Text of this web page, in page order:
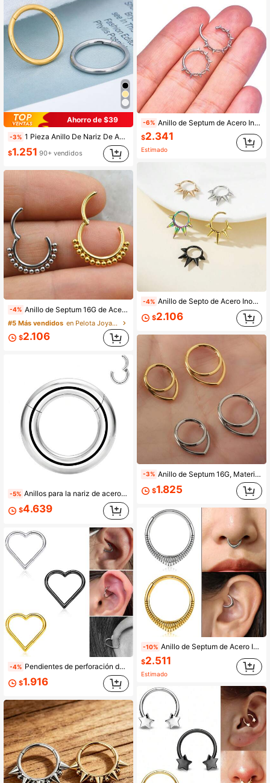
Ahorro de $39
-3% 1 Pieza Anillo De Nariz De Acero Inoxidable 316l, Aro Sin Costura Con Anillo De Tabique Chapado En Oro Para Hombres Y Mujeres, También Como Pendientes
$1.251 90+ vendidos
-4% Anillo de Septum 16G de Acero Inoxidable 316L Joyería de Piercing Corporal Adecuado para Septum/Nariz/Cartílago de Oreja Pendientes Unisex
#5 Más vendidos
en Pelota Joyas corporales para mujeres
$2.106
-5% Anillos para la nariz de acero inoxidable 316L 8G 6G 4G 2G, joyería de tabique, pendientes de piercing corporal para concha, hélice, lóbulo, pendientes de aro unisex con bisagra
$4.639
-4% Pendientes de perforación de cartílago 16G con forma de corazón, pendientes de clip de cartílago para mujeres y niñas
$1.916
-6% Anillo de Septum de Acero Inoxidable 316L 16G Joyería de Piercing Corporal, Adecuado para Septum/Puente de la Nariz/Cartílago de la Oreja/Tragus/Lóbulo de la Oreja, Unisex
$2.341
Estimado
-4% Anillo de Septo de Acero Inoxidable de 16G con Púas, Pendiente de Cartílago de Oreja, Anillo de Nariz con Bisagra Sin Costuras, Joyería para Perforación de Oreja
$2.106
-3% Anillo de Septum 16G, Material de Acero Inoxidable 316L de Baja Alergia, Adecuado para Septum/Puente de la Nariz/Cartílago, Unisex
$1.825
-10% Anillo de Septum de Acero Inoxidable 16G, Anillo de Nariz Hipoalergénico para Septum/Nariz/Cartílago/Tragus/Hélix, Unisex
$2.511
Estimado